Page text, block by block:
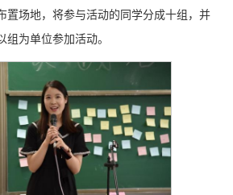
置场地，将参与活动的同学分成十组，并
为单位参加活动。